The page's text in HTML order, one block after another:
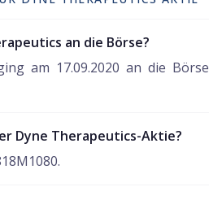
an die Börse?
am 17.09.2020 an die Börse
Dyne Therapeutics-Aktie?